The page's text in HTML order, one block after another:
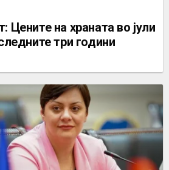
Цените на храната во јули
три години